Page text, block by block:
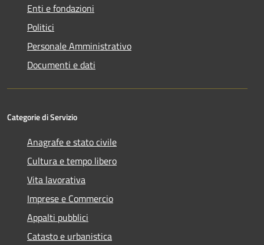
Enti e fondazioni
Politici
Personale Amministrativo
Documenti e dati
Categorie di Servizio
Anagrafe e stato civile
Cultura e tempo libero
Vita lavorativa
Imprese e Commercio
Appalti pubblici
Catasto e urbanistica